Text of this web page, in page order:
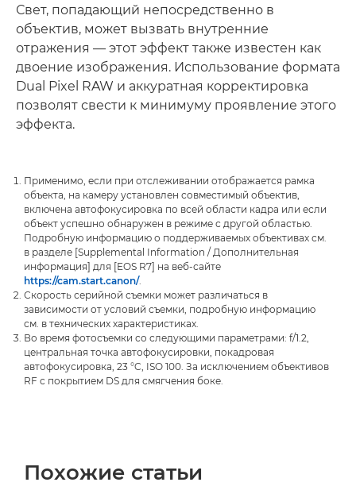
Свет, попадающий непосредственно в
объектив, может вызвать внутренние
отражения — этот эффект также известен как
двоение изображения. Использование формата
Dual Pixel RAW и аккуратная корректировка
позволят свести к минимуму проявление этого
эффекта.
Применимо, если при отслеживании отображается рамка
объекта, на камеру установлен совместимый объектив,
включена автофокусировка по всей области кадра или если
объект успешно обнаружен в режиме с другой областью.
Подробную информацию о поддерживаемых объективах см.
в разделе [Supplemental Information / Дополнительная
информация] для [EOS R7] на веб-сайте
https://cam.start.canon/.
Скорость серийной съемки может различаться в
зависимости от условий съемки, подробную информацию
см. в технических характеристиках.
Во время фотосъемки со следующими параметрами: f/1.2,
центральная точка автофокусировки, покадровая
автофокусировка, 23 °C, ISO 100. За исключением объективов
RF с покрытием DS для смягчения боке.
Похожие статьи